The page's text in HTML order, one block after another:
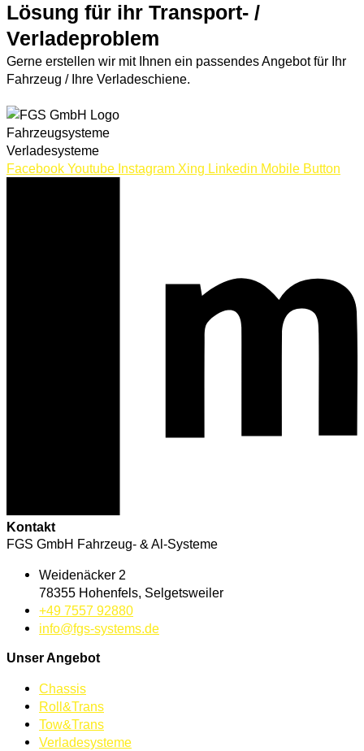
Lösung für ihr Transport- /
Verladeproblem
Gerne erstellen wir mit Ihnen ein passendes Angebot für Ihr
Fahrzeug / Ihre Verladeschiene.
Fahrzeugsysteme
Verladesysteme
Facebook Youtube Instagram Xing Linkedin Mobile Button
Kontakt
FGS GmbH Fahrzeug- & Al-Systeme
Weidenäcker 2
78355 Hohenfels, Selgetsweiler
+49 7557 92880
info@fgs-systems.de
Unser Angebot
Chassis
Roll&Trans
Tow&Trans
Verladesysteme